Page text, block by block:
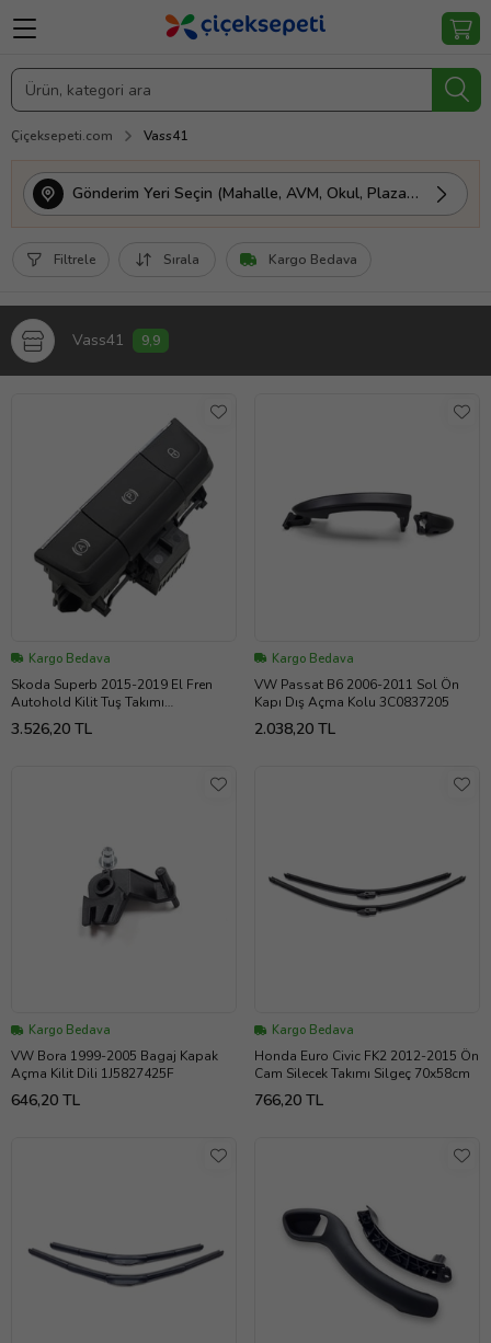
Çiçeksepeti.com Vass41
Gönderim Yeri Seçin (Mahalle, AVM, Okul, Plaza vs.)
Filtrele Sırala Kargo Bedava
Vass41 9,9
Kargo Bedava
Skoda Superb 2015-2019 El Fren
Autohold Kilit Tuş Takımı
3V0927225C
3.526,20 TL
Kargo Bedava
VW Passat B6 2006-2011 Sol Ön
Kapı Dış Açma Kolu 3C0837205
2.038,20 TL
Kargo Bedava
VW Bora 1999-2005 Bagaj Kapak
Açma Kilit Dili 1J5827425F
646,20 TL
Kargo Bedava
Honda Euro Civic FK2 2012-2015 Ön
Cam Silecek Takımı Silgeç 70x58cm
766,20 TL